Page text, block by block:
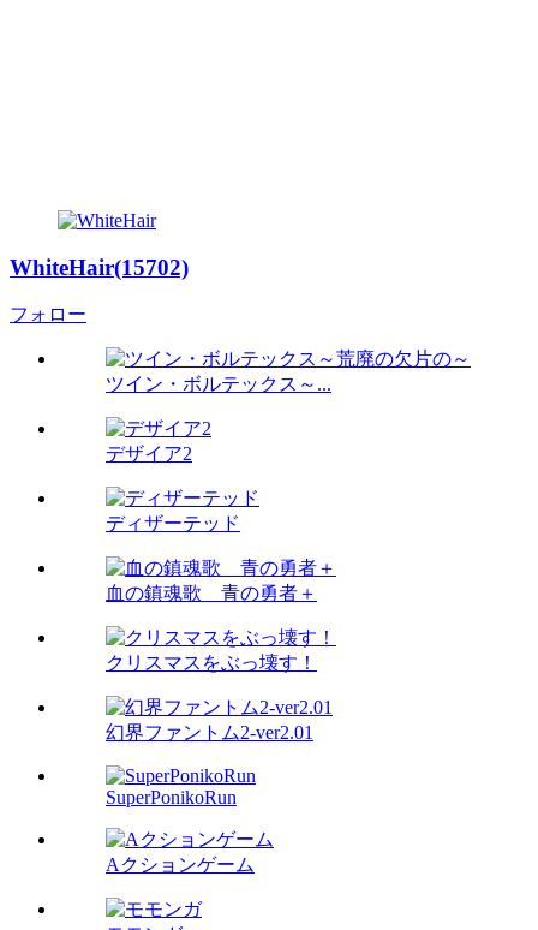
WhiteHair(15702)
フォロー
ツイン・ボルテックス～...
デザイア2
ディザーテッド
血の鎮魂歌 青の勇者＋
クリスマスをぶっ壊す！
幻界ファントム2-ver2.01
SuperPonikoRun
Aクションゲーム